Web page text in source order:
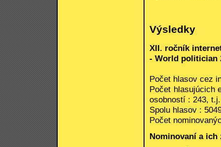
Výsledky
XII. ročník
- World politician
Počet hlasov cez
Počet hlasujúcich
osobností : 243,
Spolu hlasov :
Počet
Nominovaní a ich